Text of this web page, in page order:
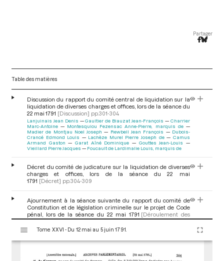
Partager
Table des matières
Discussion du rapport du comité central de liquidation sur la
liquidation de diverses charges et offices, lors de la séance du
22 mai 1791 [Discussion] pp.301-304
Lanjuinais Jean Denis Gaultier de Biauzat Jean-François
Charrier
Marc-Antoine
Montesquiou Fezensac Anne-Pierre, marquis de
Madier de Montjau Noel Joseph
Rewbell Jean François
Dubois-
Crancé Edmond Louis
Lachèze Murel Pierre Joseph de
Camus
Armand Gaston
Garat Aîné Dominique
Gouttes Jean-Louis
Vieillard Pierre Jacques
Foucault de Lardimalie Louis, marquis de
Décret du comité de judicature sur la liquidation de diverses
charges et offices, lors de la séance du 22 mai
1791 [Décret] pp.304-309
Ajournement à la séance suivante du rapport du comité de
Constitution et de législation criminelle sur le projet de Code
pénal, lors de la séance du 22 mai 1791 [Déroulement des
séances] p.309
Saint-Fargeau Louis Michel Lepeletier, marquis de
secrétaires et conclusion de la séance du 22 mai
s
Tome XXVI - Du 12 mai au 5 juin 1791.